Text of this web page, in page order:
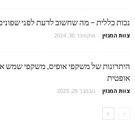
נכות כללית – מה שחשוב לדעת לפני
צוות המגזין - אוקטובר 30, 2024
היתרונות של משקפי אופיס, משקפי שמש
אופטית
צוות המגזין - נובמבר 29, 2025